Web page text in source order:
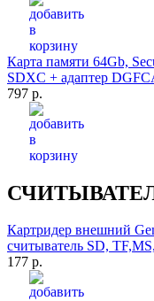
Карта памяти 64Gb,
SDXC + адаптер
797 р.
Картридер внешний
считыватель SD,
177 р.